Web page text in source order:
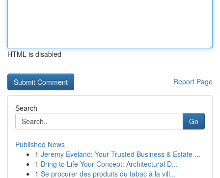
HTML is disabled
Report Page
Search
Go
Published News
1 Jeremy Eveland: Your Trusted Business & Estate ...
1 Bring to Life Your Concept: Architectural D...
1 Se procurer des produits du tabac à la vill...